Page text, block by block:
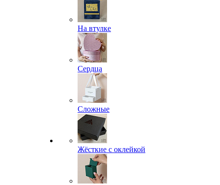
На втулке
Сердца
Сложные
Жёсткие с оклейкой